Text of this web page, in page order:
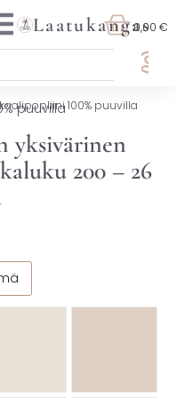
Laatukangas0,00 €
100% puuvilla
puuvilla
yksivärinen
200 – 26